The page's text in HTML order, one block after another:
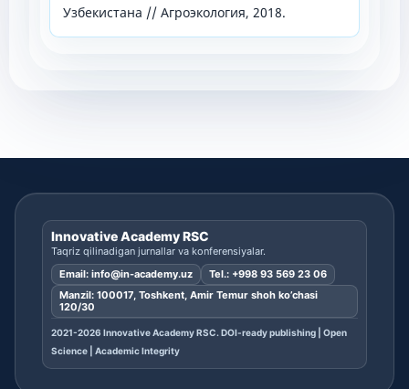
Узбекистана // Агроэкология, 2018.
Innovative Academy RSC
Taqriz qilinadigan jurnallar va konferensiyalar.
Email: info@in-academy.uz Tel.: +998 93 569 23 06
Manzil: 100017, Toshkent, Amir Temur shoh ko’chasi
120/30
2021-2026 Innovative Academy RSC. DOI-ready publishing | Open
Science | Academic Integrity